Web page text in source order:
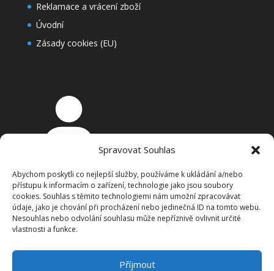
Spravovat Souhlas
Abychom poskytli co nejlepší služby, používáme k ukládání a/nebo
přístupu k informacím o zařízení, technologie jako jsou soubory
cookies. Souhlas s těmito technologiemi nám umožní zpracovávat
údaje, jako je chování při procházení nebo jedinečná ID na tomto webu.
Nesouhlas nebo odvolání souhlasu může nepříznivě ovlivnit určité
vlastnosti a funkce.
Příjmout
Reklamace a vrácení zboží
Úvodní
Zásady cookies (EU)
Přihlášení
Košík